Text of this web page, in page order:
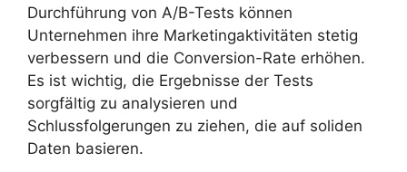
Durchführung von A/B-Tests können
Unternehmen ihre Marketingaktivitäten stetig
verbessern und die Conversion-Rate erhöhen.
Es ist wichtig, die Ergebnisse der Tests
sorgfältig zu analysieren und
Schlussfolgerungen zu ziehen, die auf soliden
Daten basieren.